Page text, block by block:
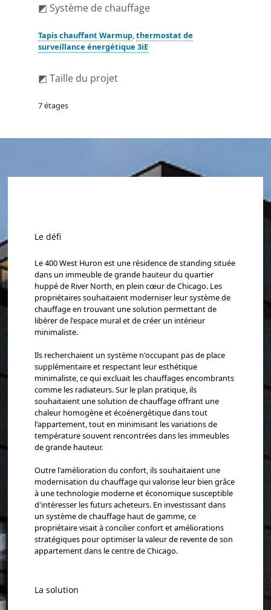
◩ Système de chauffage
Tapis chauffant Warmup,thermostat de
surveillance énergétique 3iE
◩ Taille du projet
7 étages
Le défi
Le 400 West Huron est une résidence de standing située
dans un immeuble de grande hauteur du quartier
huppé de River North, en plein cœur de Chicago. Les
propriétaires souhaitaient moderniser leur système de
chauffage en trouvant une solution permettant de
libérer de l'espace mural et de créer un intérieur
minimaliste.
Ils recherchaient un système n'occupant pas de place
supplémentaire et respectant leur esthétique
minimaliste, ce qui excluait les chauffages encombrants
comme les radiateurs. Sur le plan pratique, ils
souhaitaient une solution de chauffage offrant une
chaleur homogène et écoénergétique dans tout
l'appartement, tout en minimisant les variations de
température souvent rencontrées dans les immeubles
de grande hauteur.
Outre l'amélioration du confort, ils souhaitaient une
modernisation du chauffage qui valorise leur bien grâce
à une technologie moderne et économique susceptible
d'intéresser les futurs acheteurs. En investissant dans
un système de chauffage haut de gamme, ce
propriétaire visait à concilier confort et améliorations
stratégiques pour optimiser la valeur de revente de son
appartement dans le centre de Chicago.
La solution